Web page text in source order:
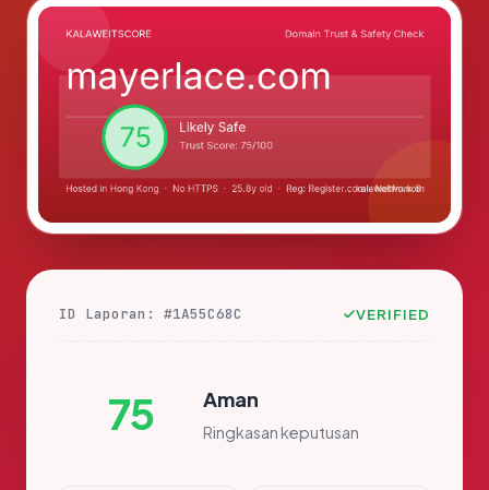
ID Laporan: #1A55C68C VERIFIED
75 Aman
Ringkasan keputusan